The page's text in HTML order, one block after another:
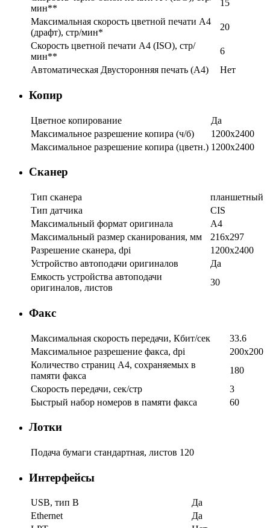
мин**
15
Максимальная скорость цветной печати A4
(драфт), стр/мин*
20
Скорость цветной печати A4 (ISO), стр/
мин**
6
Автоматическая Двусторонняя печать (A4)
Нет
Копир
Цветное копирование
Да
Максимальное разрешение копира (ч/б)
1200x2400
Максимальное разрешение копира (цветн.) 1200x2400
Сканер
Тип сканера
планшетный
Тип датчика
CIS
Максимальный формат оригинала
A4
Максимальный размер сканирования, мм
216x297
Разрешение сканера, dpi
1200x2400
Устройство автоподачи оригиналов
Да
Емкость устройства автоподачи
оригиналов, листов
30
Факс
Максимальная скорость передачи, Кбит/сек
33.6
Максимальное разрешение факса, dpi
200x200
Количество страниц A4, соxраняемыx в
памяти факса
180
Скорость передачи, сек/стр
3
Быстрый набор номеров в памяти факса
60
Лотки
Подача бумаги стандартная, листов 120
Интерфейсы
USB, тип B
Да
Ethernet
Да